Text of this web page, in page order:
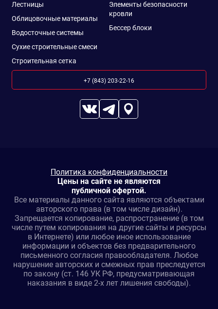
Лестницы
Облицовочные материалы
Водосточные системы
Сухие строительные смеси
Строительная сетка
Элементы безопасности
кровли
Бессер блоки
+7 (843) 203-22-16
Цены на сайте не являются
публичной офертой.
Все материалы данного сайта являются объектами
авторского права (в том числе дизайн).
Запрещается копирование, распространение (в том
числе путем копирования на другие сайты и ресурсы
в Интернете) или любое иное использование
информации и объектов без предварительного
письменного согласия правообладателя. Любое
нарушение авторских и смежных прав преследуется
по закону (ст. 146 УК РФ, предусматривающая
наказания в виде 2-х лет лишения свободы).
Политика конфиденциальности